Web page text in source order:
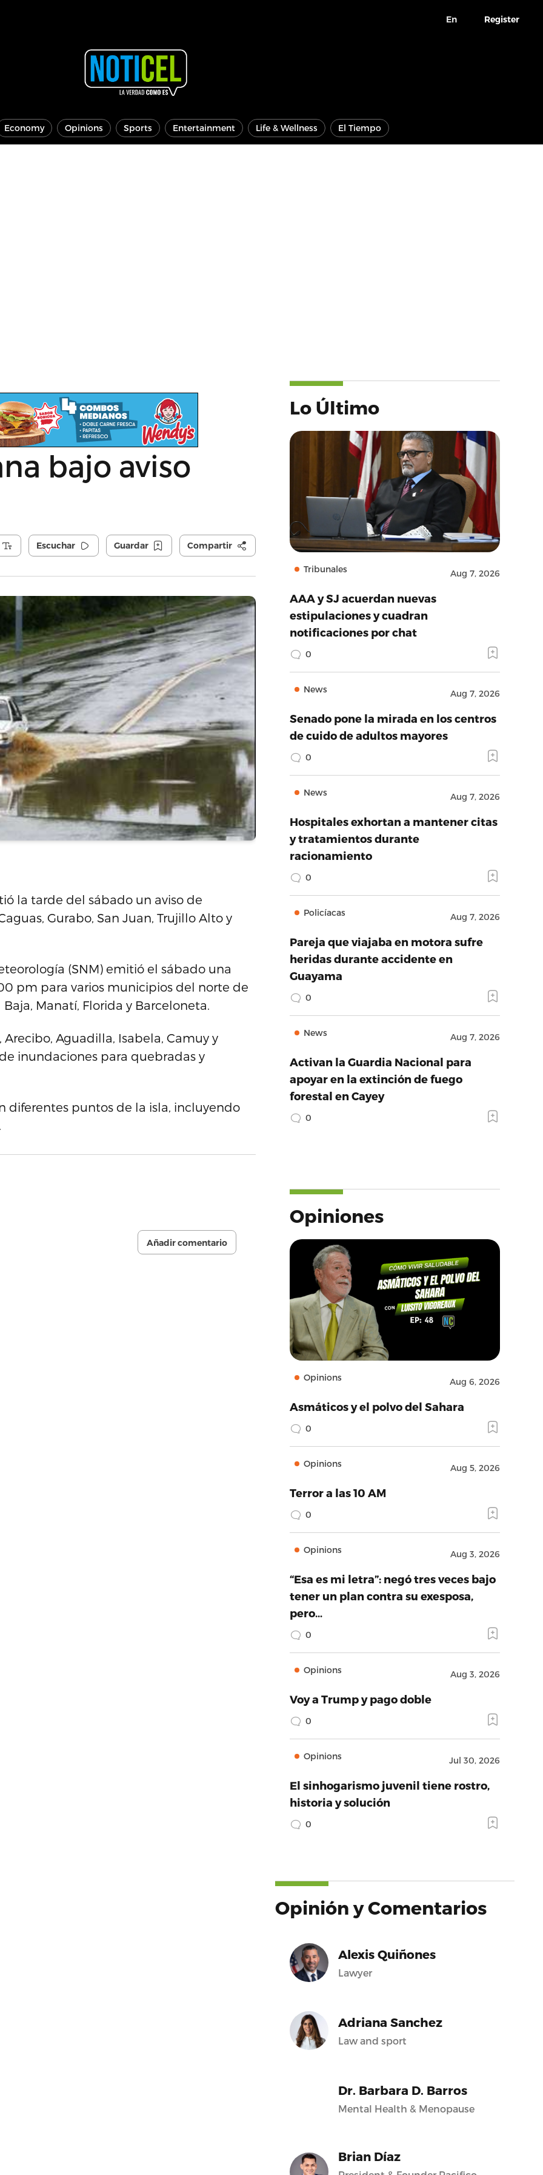
En Register
Economy Opinions Sports Entertainment Life & Wellness El Tiempo
bajo aviso
Escuchar Guardar Compartir
la tarde del sábado un aviso de
Gurabo, San Juan, Trujillo Alto y
(SNM) emitió el sábado una
pm para varios municipios del norte de
Manatí, Florida y Barceloneta.
Aguadilla, Isabela, Camuy y
inundaciones para quebradas y
diferentes puntos de la isla, incluyendo
Añadir comentario
Lo Último
Tribunales Aug 7, 2026
AAA y SJ acuerdan nuevas
estipulaciones y cuadran
notificaciones por chat
0
News Aug 7, 2026
Senado pone la mirada en los centros
de cuido de adultos mayores
0
News Aug 7, 2026
Hospitales exhortan a mantener citas
y tratamientos durante
racionamiento
0
Policíacas Aug 7, 2026
Pareja que viajaba en motora sufre
heridas durante accidente en
Guayama
0
News Aug 7, 2026
Activan la Guardia Nacional para
apoyar en la extinción de fuego
forestal en Cayey
0
Opiniones
Opinions Aug 6, 2026
Asmáticos y el polvo del Sahara
0
Opinions Aug 5, 2026
Terror a las 10 AM
0
Opinions Aug 3, 2026
“Esa es mi letra”: negó tres veces bajo
tener un plan contra su exesposa,
pero…
0
Opinions Aug 3, 2026
Voy a Trump y pago doble
0
Opinions Jul 30, 2026
El sinhogarismo juvenil tiene rostro,
historia y solución
0
Opinión y Comentarios
Alexis Quiñones
Lawyer
Adriana Sanchez
Law and sport
Dr. Barbara D. Barros
Mental Health & Menopause
Brian Díaz